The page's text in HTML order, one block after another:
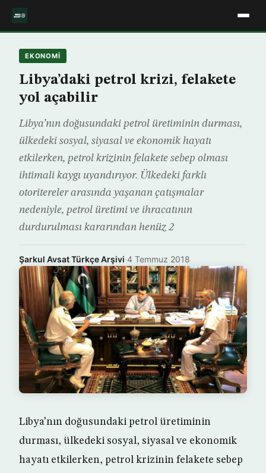
EKONOMİ
Libya’daki petrol krizi, felakete
yol açabilir
Libya’nın doğusundaki petrol üretiminin durması,
ülkedeki sosyal, siyasal ve ekonomik hayatı
etkilerken, petrol krizinin felakete sebep olması
ihtimali kaygı uyandırıyor. Ülkedeki farklı
otoritereler arasında yaşanan çatışmalar
nedeniyle, petrol üretimi ve ihracatının
durdurulması kararından henüz 2
Şarkul Avsat Türkçe Arşivi·4 Temmuz 2018
Libya’nın doğusundaki petrol üretiminin
durması, ülkedeki sosyal, siyasal ve ekonomik
hayatı etkilerken, petrol krizinin felakete sebep